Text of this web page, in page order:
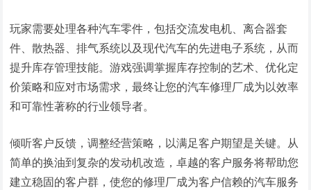
玩家需要处理各种汽车零件，包括交流发电机、离合器套
件、散热器、排气系统以及现代汽车的先进电子系统，从而
提升库存管理技能。游戏强调掌握库存控制的艺术、优化定
价策略和应对市场需求，最终让您的汽车修理厂成为以效率
和可靠性著称的行业领导者。
倾听客户反馈，调整经营策略，以满足客户期望是关键。从
简单的换油到复杂的发动机改造，卓越的客户服务将帮助您
建立稳固的客户群，使您的修理厂成为客户信赖的汽车服务